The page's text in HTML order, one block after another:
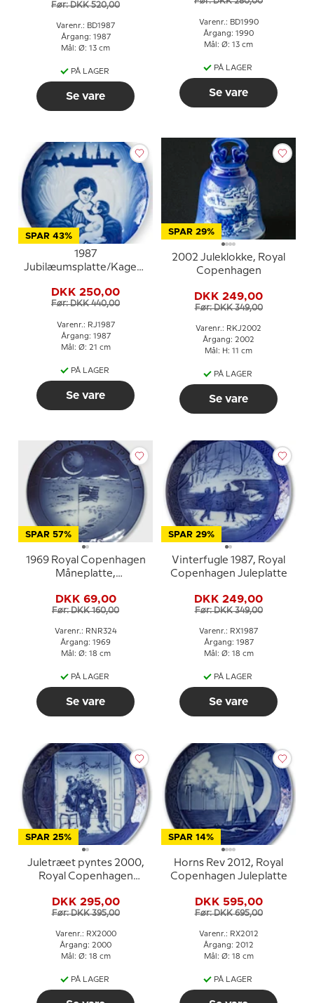
Før: DKK 520,00
Varenr.: BD1987
Årgang: 1987
Mål: Ø: 13 cm
PÅ LAGER
Se vare
Varenr.: BD1990
Årgang: 1990
Mål: Ø: 13 cm
PÅ LAGER
Se vare
SPAR 43%
1987
Jubilæumsplatte/Kagefad,
Sammenlægningen af
Bing & Grøndahl og
Royal Copenhagen, Et
Historisk Øjeblik
DKK 250,00
Før: DKK 440,00
Varenr.: RJ1987
Årgang: 1987
Mål: Ø: 21 cm
PÅ LAGER
Se vare
SPAR 29%
2002 Juleklokke, Royal
Copenhagen
DKK 249,00
Før: DKK 349,00
Varenr.: RKJ2002
Årgang: 2002
Mål: H: 11 cm
PÅ LAGER
Se vare
SPAR 57%
1969 Royal Copenhagen
Måneplatte,
SPATII 1969 (besejring af
rummet)
DKK 69,00
Før: DKK 160,00
Varenr.: RNR324
Årgang: 1969
Mål: Ø: 18 cm
PÅ LAGER
Se vare
SPAR 29%
Vinterfugle 1987, Royal
Copenhagen Juleplatte
DKK 249,00
Før: DKK 349,00
Varenr.: RX1987
Årgang: 1987
Mål: Ø: 18 cm
PÅ LAGER
Se vare
SPAR 25%
Juletræet pyntes 2000,
Royal Copenhagen
DKK 295,00
Før: DKK 395,00
Varenr.: RX2000
Årgang: 2000
Mål: Ø: 18 cm
PÅ LAGER
SPAR 14%
Horns Rev 2012, Royal
Copenhagen Juleplatte
DKK 595,00
Før: DKK 695,00
Varenr.: RX2012
Årgang: 2012
Mål: Ø: 18 cm
PÅ LAGER